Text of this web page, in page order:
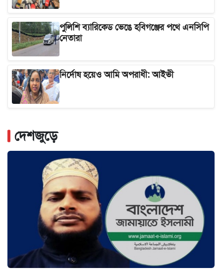
পুলিশি ব্যারিকেড ভেঙে হবিগঞ্জের পথে এনসিপি
নেতারা
নির্দোষ হয়েও আমি অপরাধী: আইভী
দেশজুড়ে